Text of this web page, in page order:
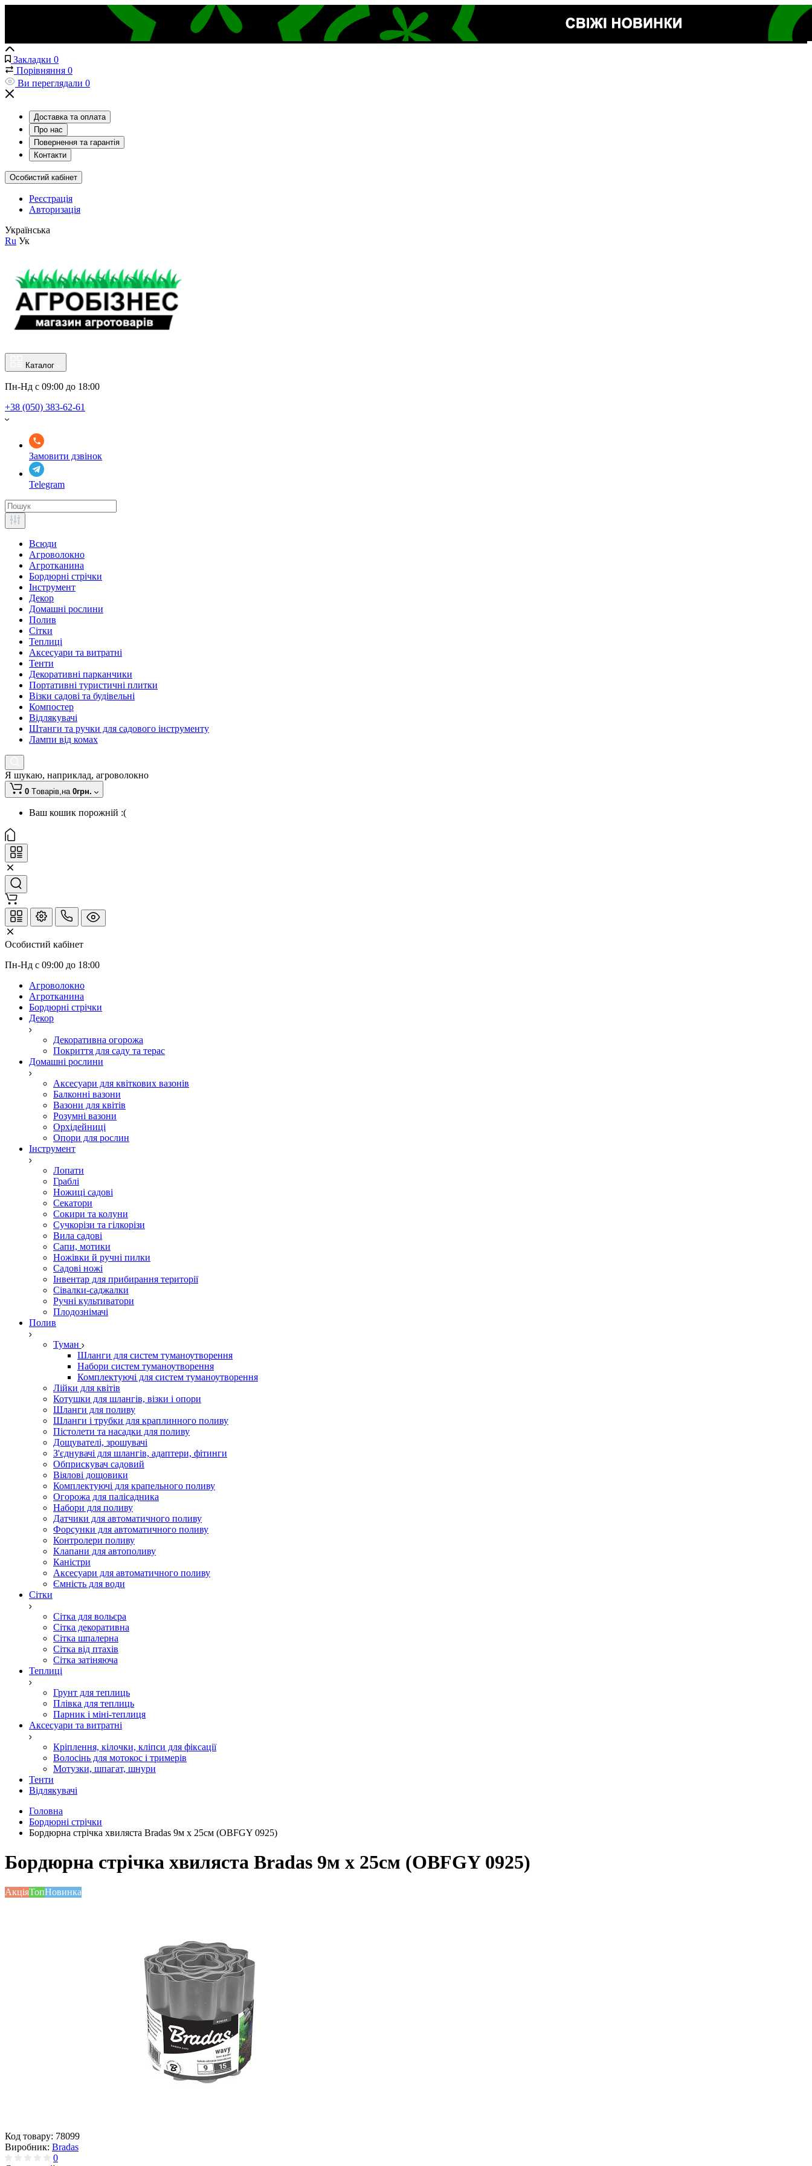
Закладки 0
Порівняння 0
Ви переглядали 0
Доставка та оплата
Про нас
Повернення та гарантія
Контакти
Особистий кабінет
Реєстрація
Авторизація
Українська
Ru Ук
Каталог
Пн-Нд с 09:00 до 18:00
+38 (050) 383-62-61
Замовити дзвінок
Telegram
Всюди
Агроволокно
Агротканина
Бордюрні стрічки
Інструмент
Декор
Домашні рослини
Полив
Сітки
Теплиці
Аксесуари та витратні
Тенти
Декоративні парканчики
Портативні туристичні плитки
Візки садові та будівельні
Компостер
Відлякувачі
Штанги та ручки для садового інструменту
Лампи від комах
Я шукаю, наприклад, агроволокно
0 Tоварів,на 0грн.
Ваш кошик порожній :(
Особистий кабінет
Пн-Нд с 09:00 до 18:00
Агроволокно
Агротканина
Бордюрні стрічки
Декор
Декоративна огорожа
Покриття для саду та терас
Домашні рослини
Аксесуари для квіткових вазонів
Балконні вазони
Вазони для квітів
Розумні вазони
Орхідейниці
Опори для рослин
Інструмент
Лопати
Граблі
Ножиці садові
Секатори
Сокири та колуни
Сучкорізи та гілкорізи
Вила садові
Сапи, мотики
Ножівки й ручні пилки
Садові ножі
Інвентар для прибирання території
Сівалки-саджалки
Ручні культиватори
Плодознімачі
Полив
Туман
Шланги для систем туманоутворення
Набори систем туманоутворення
Комплектуючі для систем туманоутворення
Лійки для квітів
Котушки для шлангів, візки і опори
Шланги для поливу
Шланги і трубки для краплинного поливу
Пістолети та насадки для поливу
Дощувателі, зрошувачі
З'єднувачі для шлангів, адаптери, фітинги
Обприскувач садовий
Віялові дощовики
Комплектуючі для крапельного поливу
Огорожа для палісадника
Набори для поливу
Датчики для автоматичного поливу
Форсунки для автоматичного поливу
Контролери поливу
Клапани для автополиву
Каністри
Аксесуари для автоматичного поливу
Ємність для води
Сітки
Сітка для вольєра
Сітка декоративна
Сітка шпалерна
Сітка від птахів
Сітка затіняюча
Теплиці
Грунт для теплиць
Плівка для теплиць
Парник і міні-теплиця
Аксесуари та витратні
Кріплення, кілочки, кліпси для фіксації
Волосінь для мотокос і тримерів
Мотузки, шпагат, шнури
Тенти
Відлякувачі
Головна
Бордюрні стрічки
Бордюрна стрічка хвиляста Bradas 9м х 25см (OBFGY 0925)
Бордюрна стрічка хвиляста Bradas 9м х 25см (OBFGY 0925)
АкціяТопНовинка
Код товару: 78099
Виробник: Bradas
0